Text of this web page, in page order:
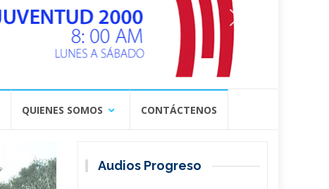
QUIENES SOMOS CONTÁCTENOS
Audios Progreso